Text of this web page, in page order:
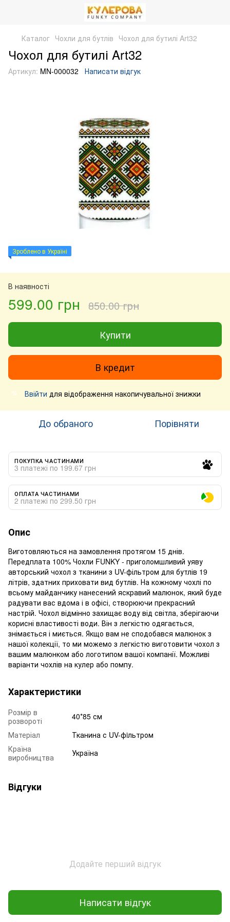
Каталог Чохли для бутлів Чохол для бутилі Art32
Чохол для бутилі Art32
Артикул: MN-000032 Написати відгук
Зроблено в Україні
В наявності
599.00 грн 850.00 грн
Купити
В кредит
% Ввійти для відображення накопичувальної знижки
До обраного Порівняти
ПОКУПКА ЧАСТИНАМИ
3 платежі по 199.67 грн
ОПЛАТА ЧАСТИНАМИ
2 платежі по 299.50 грн
Опис
Виготовляються на замовлення протягом 15 днів.
Передплата 100% Чохли FUNKY - приголомшливий уяву
авторський чохол з тканини з UV-фільтром для бутлів 19
літрів, здатних приховати вид бутлів. На кожному чохлі по
всьому майданчику нанесений яскравий малюнок, який буде
радувати вас вдома і в офісі, створюючи прекрасний
настрій. Чохол відмінно захищає воду від світла, зберігаючи
корисні властивості води. Він з легкістю одягається,
знімається і миється. Якщо вам не сподобався малюнок з
нашої колекції, то ми можемо з легкістю виготовити чохол з
вашим малюнком або логотипом вашої компанії. Можливі
варіанти чохлів на кулер або помпу.
Характеристики
Розмір в
розвороті
40*85 см
Матеріал
Тканина с UV-фiльтром
Країна
виробництва
Україна
Відгуки
Додайте перший відгук
Написати відгук